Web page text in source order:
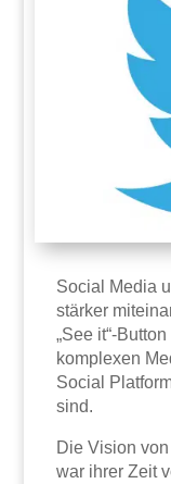
Social Media
stärker
„See it“-
komplexen
Social
sind.
Die Vision
war ihrer Zeit